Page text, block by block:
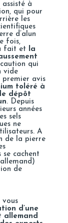
assisté à
qui pour
les
d’alun
fois,
fait et la
qui
vide
premier avis
toléré à
dépôt
. Depuis
années
sels
ne
A
de la pierre
se cachent
de
vous
d’une
allemand